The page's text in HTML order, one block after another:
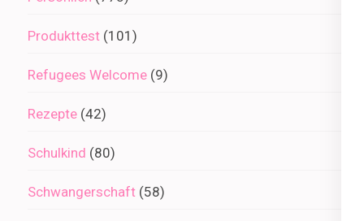
Produkttest (101)
Refugees Welcome (9)
Rezepte (42)
Schulkind (80)
Schwangerschaft (58)